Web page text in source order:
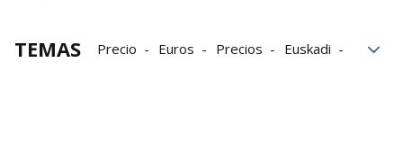
TEMAS Precio Euros Precios
Euskadi